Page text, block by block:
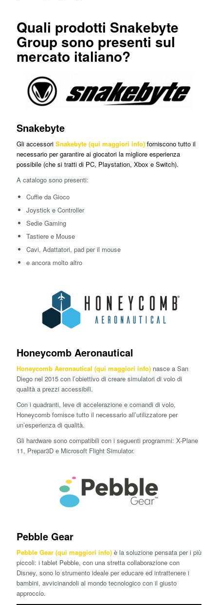
Quali prodotti Snakebyte
Group sono presenti sul
mercato italiano?
Snakebyte
Gli accessori Snakebyte(qui maggiori info)forniscono tutto il
necessario per garantire ai giocatori la migliore esperienza
possibile (che si tratti di PC, Playstation, Xbox e Switch).
A catalogo sono presenti:
Cuffie da Gioco
Joystick e Controller
Sedie Gaming
Tastiere e Mouse
Cavi, Adattatori, pad per il mouse
e ancora molto altro
Honeycomb Aeronautical
Honeycomb Aeronautical (qui maggiori info)nasce a San
Diego nel 2015 con l’obiettivo di creare simulatori di volo di
qualità a prezzi accessibili.
Con i quadranti, leve di accelerazione e comandi di volo,
Honeycomb fornisce tutto il necessario all’utilizzatore per
un’esperienza di qualità.
Gli hardware sono compatibili con i seguenti programmi: X-Plane
11, Prepar3D e Microsoft Flight Simulator.
Pebble Gear
Pebble Gear (qui maggiori info)è la soluzione pensata per i più
piccoli: i tablet Pebble, con una stretta collaborazione con
Disney, sono lo strumento ideale per educare ed intrattenere i
bambini, avvicinandoli al mondo tecnologico con il giusto
approccio.